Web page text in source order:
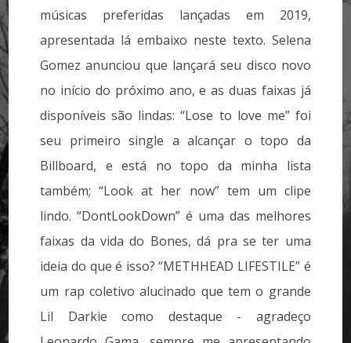
músicas preferidas lançadas em 2019,
apresentada lá embaixo neste texto. Selena
Gomez anunciou que lançará seu disco novo
no início do próximo ano, e as duas faixas já
disponíveis são lindas: “Lose to love me” foi
seu primeiro single a alcançar o topo da
Billboard, e está no topo da minha lista
também; “Look at her now” tem um clipe
lindo. “DontLookDown” é uma das melhores
faixas da vida do Bones, dá pra se ter uma
ideia do que é isso? “METHHEAD LIFESTILE” é
um rap coletivo alucinado que tem o grande
Lil Darkie como destaque - agradeço